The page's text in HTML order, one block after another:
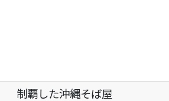
制覇した沖縄そば屋